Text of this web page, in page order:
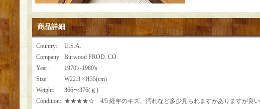
商品詳細
Country:
U.S.A.
Company: Burwood PROD. CO.
Year:
1970's-1980's
Size:
W22.3 ×H35(cm)
Weight:
366〜376(ｇ)
Condition: ★★★★☆ 4/5 経年のキズ、汚れなど多少見られますがありますが良い